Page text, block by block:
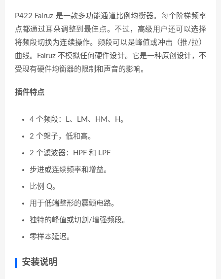
P422 Fairuz 是一款多功能通道比例均衡器。每个阶梯频率
点都通过耳朵调整到最佳点。不过，高级用户还可以选择
将频段切换为连续操作。频段可以是峰值或冲击（推/拉）
曲线。Fairuz 不模拟任何硬件设计。它是一种原创设计，不
受现有硬件均衡器的限制和声音的影响。
插件特点
4 个频段：L、LM、HM、H。
2 个架子，低和高。
2 个滤波器：HPF 和 LPF
步进或连续频率和增益。
比例 Q。
用于低端整形的震颤电路。
独特的峰值或切割/增强频段。
零样本延迟。
安装说明